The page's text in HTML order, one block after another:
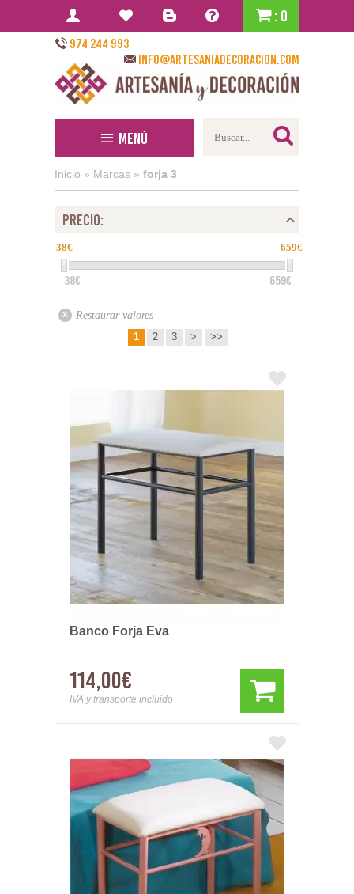
: 0
974 244 993
info@artesaniadecoracion.com
Menú
Inicio » Marcas » forja 3
PRECIO:
38 659
38€ 659€
Restaurar valores
1
2 3 > >>
Banco Forja Eva
114,00€
IVA y transporte incluido